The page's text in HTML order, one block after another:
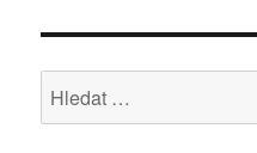
Hledat: